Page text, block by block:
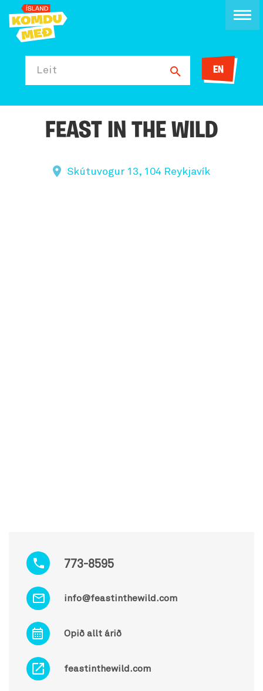
Leit EN
FEAST IN THE WILD
Skútuvogur 13, 104 Reykjavík
773-8595
info@feastinthewild.com
Opið allt árið
feastinthewild.com